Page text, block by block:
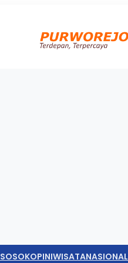
SOSOKOPINIWISATANASIONAL